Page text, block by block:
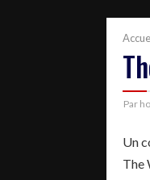
Par
Un
The